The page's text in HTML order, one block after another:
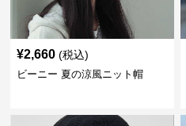
¥2,660 (税込)
ビーニー 夏の涼風ニット帽